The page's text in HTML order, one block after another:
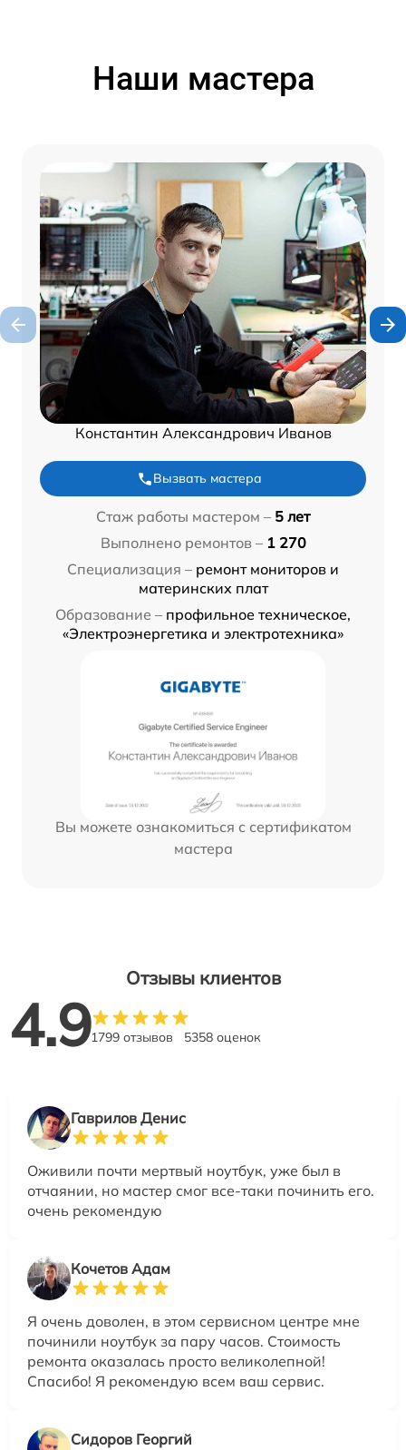
Наши мастера
Константин Александрович Иванов
Вызвать мастера
Стаж работы мастером – 5 лет
Выполнено ремонтов – 1 270
Специализация – ремонт мониторов и
материнских плат
Образование – профильное техническое,
«Электроэнергетика и электротехника»
Вы можете ознакомиться с сертификатом
мастера
Отзывы клиентов
4.91799 отзывов 5358 оценок
Гаврилов Денис
Оживили почти мертвый ноутбук, уже был в
отчаянии, но мастер смог все-таки починить его.
очень рекомендую
Кочетов Адам
Я очень доволен, в этом сервисном центре мне
починили ноутбук за пару часов. Стоимость
ремонта оказалась просто великолепной!
Спасибо! Я рекомендую всем ваш сервис.
Сидоров Георгий